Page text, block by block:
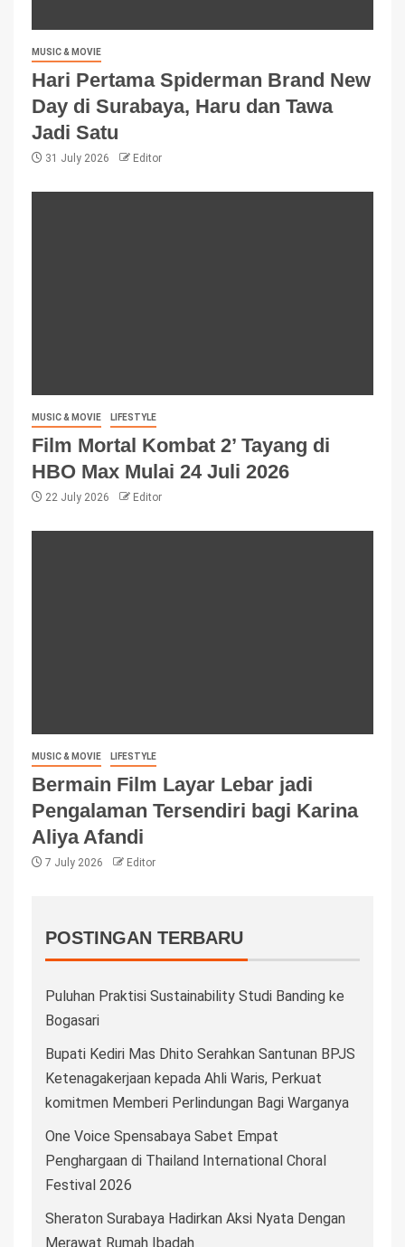
MUSIC & MOVIE
Hari Pertama Spiderman Brand New
Day di Surabaya, Haru dan Tawa
Jadi Satu
31 July 2026 Editor
MUSIC & MOVIE LIFESTYLE
Film Mortal Kombat 2’ Tayang di
HBO Max Mulai 24 Juli 2026
22 July 2026 Editor
MUSIC & MOVIE LIFESTYLE
Bermain Film Layar Lebar jadi
Pengalaman Tersendiri bagi Karina
Aliya Afandi
7 July 2026 Editor
POSTINGAN TERBARU
Puluhan Praktisi Sustainability Studi Banding ke
Bogasari
Bupati Kediri Mas Dhito Serahkan Santunan BPJS
Ketenagakerjaan kepada Ahli Waris, Perkuat
komitmen Memberi Perlindungan Bagi Warganya
One Voice Spensabaya Sabet Empat
Penghargaan di Thailand International Choral
Festival 2026
Sheraton Surabaya Hadirkan Aksi Nyata Dengan
Merawat Rumah Ibadah